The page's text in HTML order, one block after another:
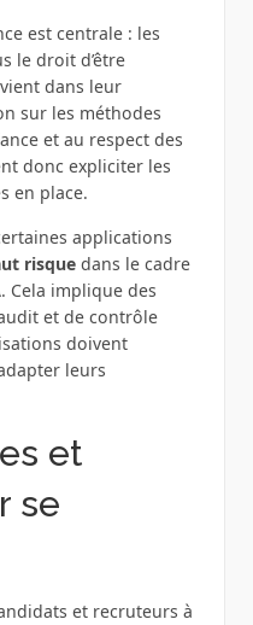
est centrale : les
le droit d’être
dans leur
sur les méthodes
et au respect des
donc expliciter les
en place.
applications
risquedans le cadre
Cela implique des
et de contrôle
doivent
leurs
et
se
et recruteurs à